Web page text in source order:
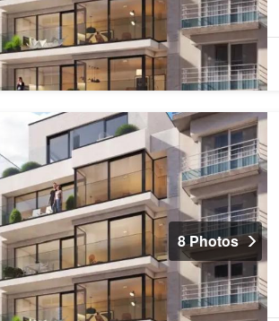
8 Photos